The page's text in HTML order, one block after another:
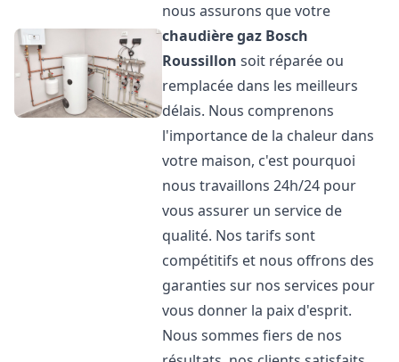
nous assurons que votre
chaudière gaz Bosch
Roussillon soit réparée ou
remplacée dans les meilleurs
délais. Nous comprenons
l'importance de la chaleur dans
votre maison, c'est pourquoi
nous travaillons 24h/24 pour
vous assurer un service de
qualité. Nos tarifs sont
compétitifs et nous offrons des
garanties sur nos services pour
vous donner la paix d'esprit.
Nous sommes fiers de nos